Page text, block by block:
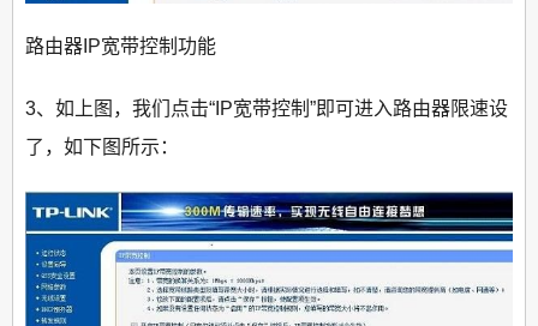
路由器IP宽带控制功能
3、如上图，我们点击“IP宽带控制”即可进入路由器限速设
了，如下图所示：